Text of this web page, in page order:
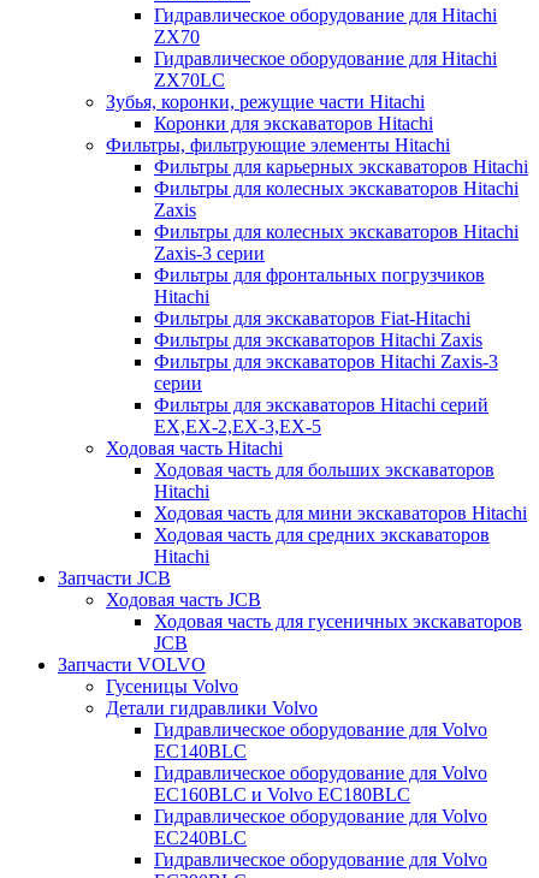
Гидравлическое оборудование для Hitachi
ZX70
Гидравлическое оборудование для Hitachi
ZX70LC
Зубья, коронки, режущие части Hitachi
Коронки для экскаваторов Hitachi
Фильтры, фильтрующие элементы Hitachi
Фильтры для карьерных экскаваторов Hitachi
Фильтры для колесных экскаваторов Hitachi
Zaxis
Фильтры для колесных экскаваторов Hitachi
Zaxis-3 серии
Фильтры для фронтальных погрузчиков
Hitachi
Фильтры для экскаваторов Fiat-Hitachi
Фильтры для экскаваторов Hitachi Zaxis
Фильтры для экскаваторов Hitachi Zaxis-3
серии
Фильтры для экскаваторов Hitachi серий
EX,EX-2,EX-3,EX-5
Ходовая часть Hitachi
Ходовая часть для больших экскаваторов
Hitachi
Ходовая часть для мини экскаваторов Hitachi
Ходовая часть для средних экскаваторов
Hitachi
Запчасти JCB
Ходовая часть JCB
Ходовая часть для гусеничных экскаваторов
JCB
Запчасти VOLVO
Гусеницы Volvo
Детали гидравлики Volvo
Гидравлическое оборудование для Volvo
EC140BLC
Гидравлическое оборудование для Volvo
EC160BLC и Volvo EC180BLC
Гидравлическое оборудование для Volvo
EC240BLC
Гидравлическое оборудование для Volvo